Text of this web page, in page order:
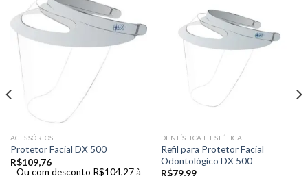
ACESSÓRIOS
Protetor Facial DX 500
R$109,76
Ou com desconto R$104,27à
DENTÍSTICA E ESTÉTICA
Refil para Protetor Facial
Odontológico DX 500
R$79,99